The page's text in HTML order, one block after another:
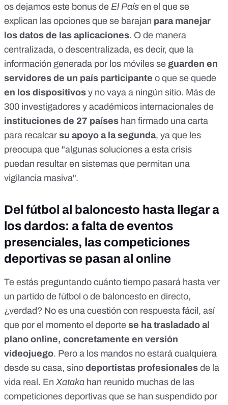
os dejamos este bonus de El País en el que se
explican las opciones que se barajan para manejar
los datos de las aplicaciones. O de manera
centralizada, o descentralizada, es decir, que la
información generada por los móviles se guarden en
servidores de un país participante o que se quede
en los dispositivos y no vaya a ningún sitio. Más de
300 investigadores y académicos internacionales de
instituciones de 27 países han firmado una carta
para recalcar su apoyo a la segunda, ya que les
preocupa que "algunas soluciones a esta crisis
puedan resultar en sistemas que permitan una
vigilancia masiva".
Del fútbol al baloncesto hasta llegar a
los dardos: a falta de eventos
presenciales, las competiciones
deportivas se pasan al online
Te estás preguntando cuánto tiempo pasará hasta ver
un partido de fútbol o de baloncesto en directo,
¿verdad? No es una cuestión con respuesta fácil, así
que por el momento el deporte se ha trasladado al
plano online, concretamente en versión
videojuego. Pero a los mandos no estará cualquiera
desde su casa, sino deportistas profesionales de la
vida real. EnXataka han reunido muchas de las
competiciones deportivas que se han suspendido por